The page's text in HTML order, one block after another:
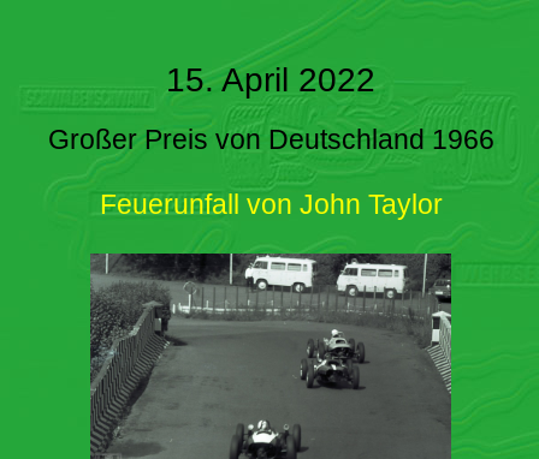
15. April 2022
Großer Preis von Deutschland 1966
Feuerunfall von John Taylor